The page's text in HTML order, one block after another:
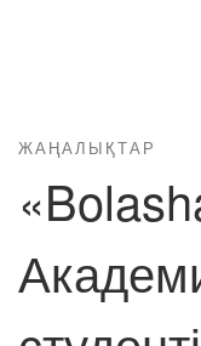
ЖАҢАЛЫҚТАР